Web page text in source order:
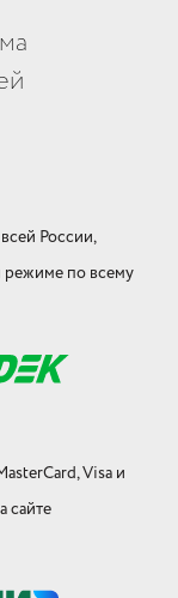
России,
режиме по всему
Visa и
сайте